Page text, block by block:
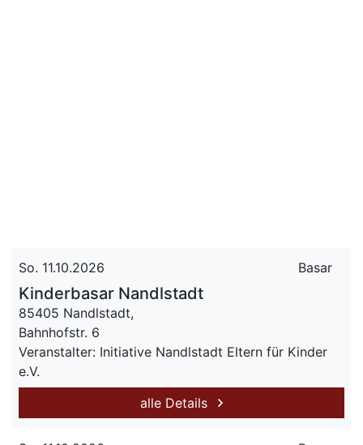
So. 11.10.2026 Basar
Kinderbasar Nandlstadt
85405 Nandlstadt,
Bahnhofstr. 6
Veranstalter: Initiative Nandlstadt Eltern für Kinder
e.V.
alle Details